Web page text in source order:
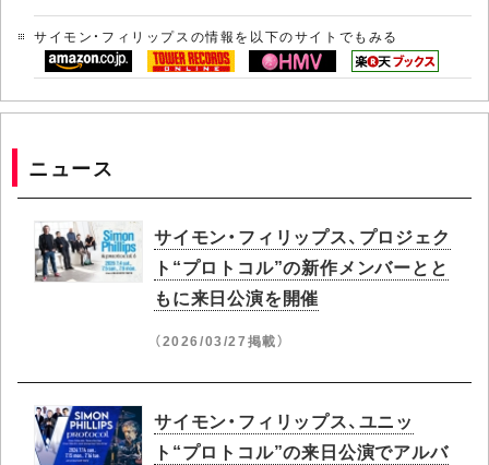
サイモン・フィリップスの情報を以下のサイトでもみる
ニュース
サイモン・フィリップス、プロジェク
ト“プロトコル”の新作メンバーとと
もに来日公演を開催
（2026/03/27掲載）
サイモン・フィリップス、ユニッ
ト“プロトコル”の来日公演でアルバ